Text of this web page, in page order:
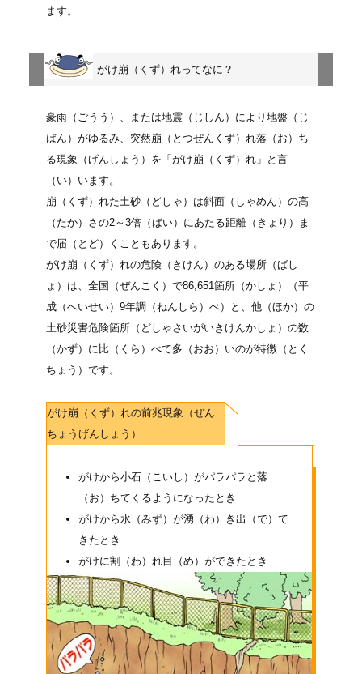
ます。
がけ崩 （くず） れってなに？
豪雨 （ごうう） 、または地震 （じしん） により地盤 （じ
ばん） がゆるみ、突然崩 （とつぜんくず） れ落 （お） ち
る現象 （げんしょう） を「がけ崩 （くず） れ」と言
（い） います。
崩 （くず） れた土砂 （どしゃ） は斜面 （しゃめん） の高
（たか） さの2～3倍 （ばい） にあたる距離 （きょり）
ま
で届 （とど）
くこともあります。
がけ崩 （くず） れの危険 （きけん） のある場所 （ばし
ょ） は、全国 （ぜんこく） で86,651箇所 （かしょ）
（平
成 （へいせい） 9年調 （ねんしら） べ）と、他 （ほか） の
土砂災害危険箇所 （どしゃさいがいきけんかしょ） の数
（かず） に比 （くら） べて多 （おお） いのが特徴 （とく
ちょう） です。
がけ崩 （くず） れの前兆現象 （ぜん
ちょうげんしょう）
がけから小石 （こいし） がパラパラと落
（お） ちてくるようになったとき
がけから水 （みず） が湧 （わ） き出 （で） て
きたとき
がけに割
（わ） れ目 （め） ができたとき